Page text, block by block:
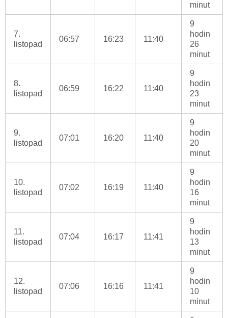
minut
7.
listopad
06:57 16:23 11:40
9
hodin
26
minut
8.
listopad
06:59 16:22 11:40
9
hodin
23
minut
9.
listopad
07:01 16:20 11:40
9
hodin
20
minut
10.
listopad
07:02 16:19 11:40
9
hodin
16
minut
11.
listopad
07:04 16:17 11:41
9
hodin
13
minut
12.
listopad
07:06 16:16 11:41
9
hodin
10
minut